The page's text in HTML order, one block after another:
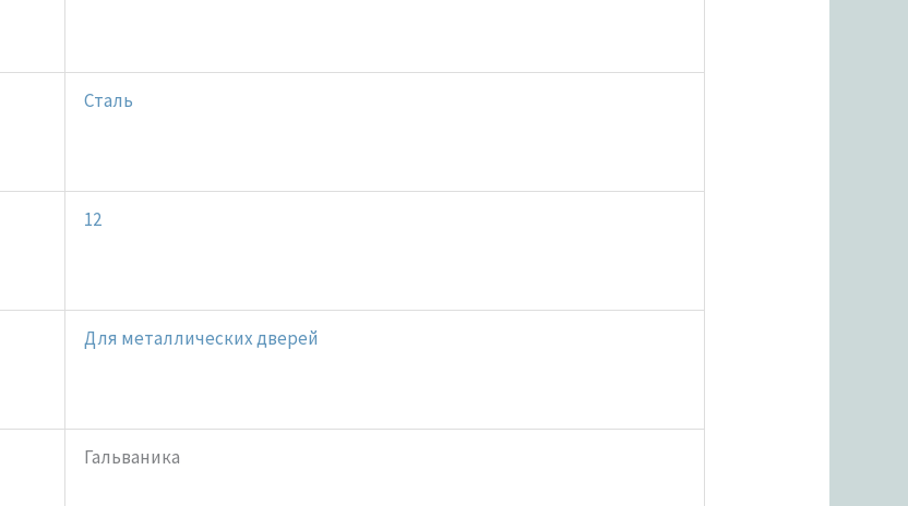
Сталь
12
Для металлических дверей
Гальваника